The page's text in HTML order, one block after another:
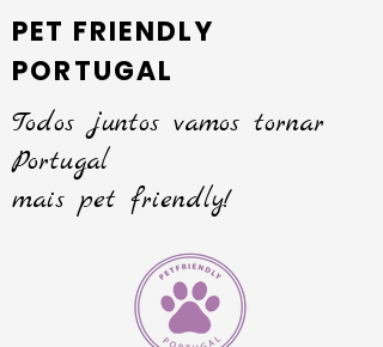
PET FRIENDLY
PORTUGAL
Todos juntos vamos tornar
Portugal
mais pet friendly!